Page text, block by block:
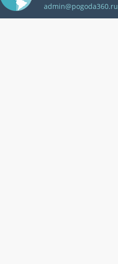
admin@pogoda360.ru